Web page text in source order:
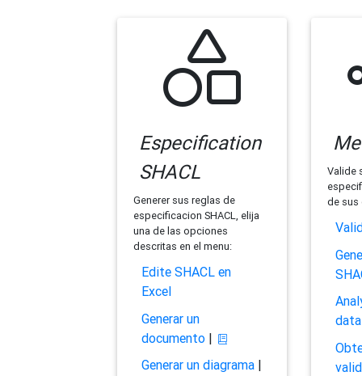
Especification
SHACL
Generer sus reglas de
especificacion SHACL, elija
una de las opciones
descritas en el menu:
Edite SHACL en
Excel
Generar un
documento|
Generar un diagrama|
Valide
de sus